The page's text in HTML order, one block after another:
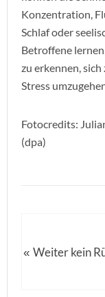
Konzentration,
Schlaf oder
Betroffene
zu erkennen,
Stress
Fotocredits:
(dpa)
«Weiter kein